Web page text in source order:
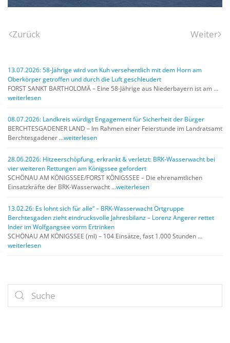
Zurück Weiter
13.07.2026: 58-Jährige wird von Kuh versehentlich mit dem Horn am
Oberkörper getroffen und durch die Luft geschleudert
FORST SANKT BARTHOLOMÄ – Eine 58-Jährige aus Niederbayern ist am …
weiterlesen
08.07.2026: Landkreis würdigt Engagement für Sicherheit der Bürger
BERCHTESGADENER LAND – Im Rahmen einer Feierstunde im Landratsamt
Berchtesgadener …weiterlesen
28.06.2026: Hitzeerschöpfung, erkrankt & verletzt: BRK-Wasserwacht bei
vier weiteren Rettungen am Königssee gefordert
SCHÖNAU AM KÖNIGSSEE/FORST KÖNIGSSEE – Die ehrenamtlichen
Einsatzkräfte der BRK-Wasserwacht …weiterlesen
13.02.26: Es lohnt sich für alle“ – BRK-Wasserwacht Ortgruppe
Berchtesgaden zieht eindrucksvolle Jahresbilanz – Lorenz Angerer rettet
Inder im Wolfgangsee vorm Ertrinken
SCHÖNAU AM KÖNIGSSEE (ml) – 104 Einsätze, fast 1.000 Stunden …
weiterlesen